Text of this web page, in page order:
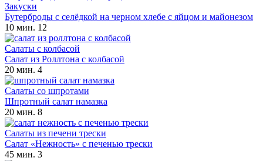
Закуски
Бутерброды с селёдкой на черном хлебе с яйцом и майонезом
10 мин. 12
Салаты с колбасой
Салат из Роллтона с колбасой
20 мин. 4
Салаты со шпротами
Шпротный салат намазка
20 мин. 8
Салаты из печени трески
Салат «Нежность» с печенью трески
45 мин. 3